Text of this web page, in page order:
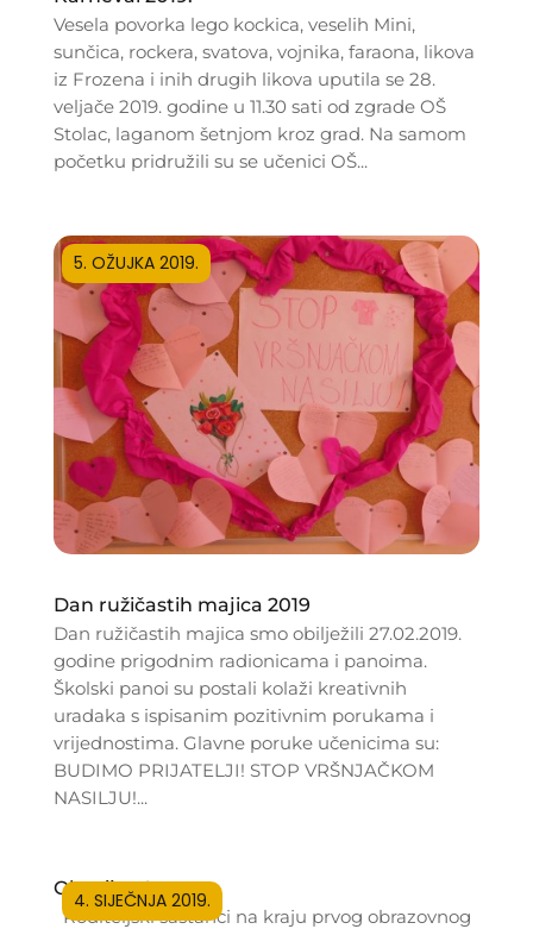
Vesela povorka lego kockica, veselih Mini,
sunčica, rockera, svatova, vojnika, faraona, likova
iz Frozena i inih drugih likova uputila se 28.
veljače 2019. godine u 11.30 sati od zgrade OŠ
Stolac, laganom šetnjom kroz grad. Na samom
početku pridružili su se učenici OŠ...
Dan ružičastih majica 2019
5. OŽUJKA 2019.
Dan ružičastih majica smo obilježili 27.02.2019.
godine prigodnim radionicama i panoima.
Školski panoi su postali kolaži kreativnih
uradaka s ispisanim pozitivnim porukama i
vrijednostima. Glavne poruke učenicima su:
BUDIMO PRIJATELJI! STOP VRŠNJAČKOM
NASILJU!...
Obavijest!
4. SIJEČNJA 2019.
Roditeljski sastanci na kraju prvog obrazovnog